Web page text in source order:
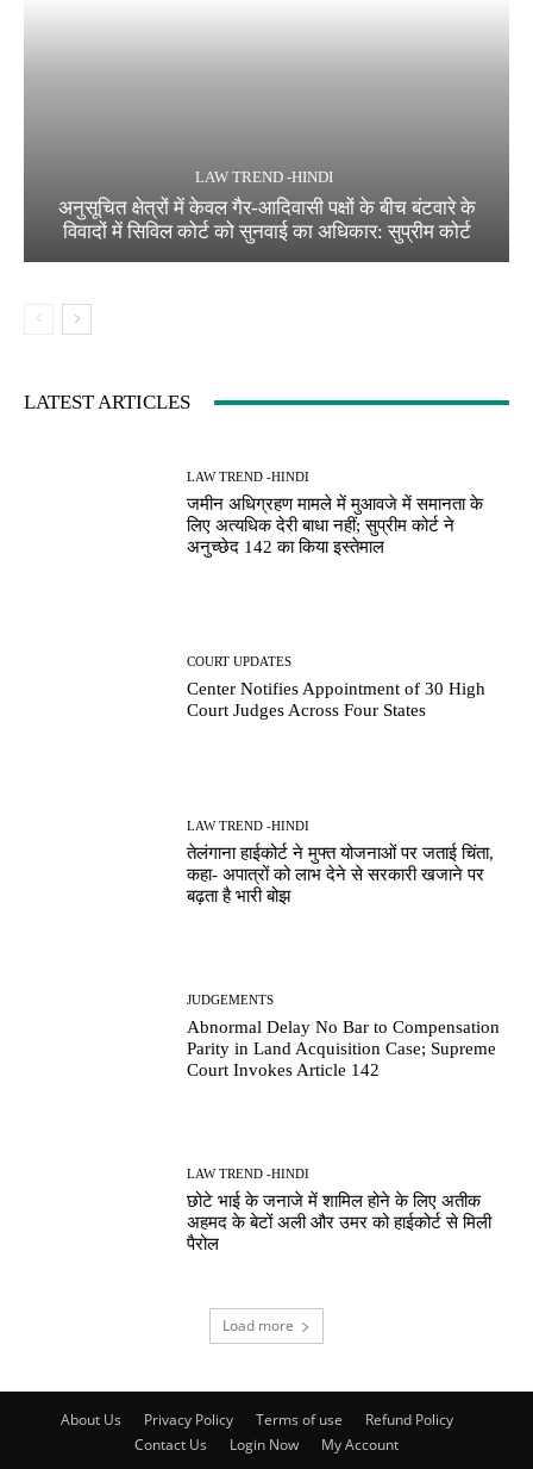
LAW TREND -HINDI
अनुसूचित क्षेत्रों में केवल गैर-आदिवासी पक्षों के बीच बंटवारे के
विवादों में सिविल कोर्ट को सुनवाई का अधिकार: सुप्रीम कोर्ट
LATEST ARTICLES
LAW TREND -HINDI
जमीन अधिग्रहण मामले में मुआवजे में समानता के
लिए अत्यधिक देरी बाधा नहीं; सुप्रीम कोर्ट ने
अनुच्छेद 142 का किया इस्तेमाल
COURT UPDATES
Center Notifies Appointment of 30 High
Court Judges Across Four States
LAW TREND -HINDI
तेलंगाना हाईकोर्ट ने मुफ्त योजनाओं पर जताई चिंता,
कहा- अपात्रों को लाभ देने से सरकारी खजाने पर
बढ़ता है भारी बोझ
JUDGEMENTS
Abnormal Delay No Bar to Compensation
Parity in Land Acquisition Case; Supreme
Court Invokes Article 142
LAW TREND -HINDI
छोटे भाई के जनाजे में शामिल होने के लिए अतीक
अहमद के बेटों अली और उमर को हाईकोर्ट से मिली
पैरोल
Load more
About Us Privacy Policy Terms of use
Refund Policy
Contact Us
Login Now My Account